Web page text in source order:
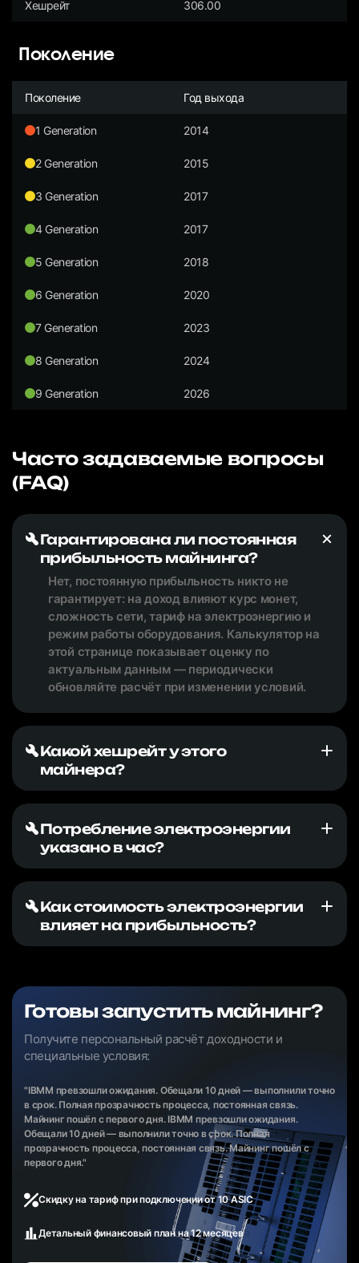
Хешрейт 306.00
Поколение
Поколение Год выхода
1 Generation 2014
2 Generation 2015
3 Generation 2017
4 Generation 2017
5 Generation 2018
6 Generation 2020
7 Generation 2023
8 Generation 2024
9 Generation 2026
Часто задаваемые вопросы
(FAQ)
Гарантирована ли постоянная
прибыльность майнинга?
Нет, постоянную прибыльность никто не
гарантирует: на доход влияют курс монет,
сложность сети, тариф на электроэнергию и
режим работы оборудования. Калькулятор на
этой странице показывает оценку по
актуальным данным — периодически
обновляйте расчёт при изменении условий.
Какой хешрейт у этого
майнера?
Потребление электроэнергии
указано в час?
Как стоимость электроэнергии
влияет на прибыльность?
Готовы запустить майнинг?
Получите персональный расчёт доходности и
специальные условия:
"IBMM превзошли ожидания. Обещали 10 дней — выполнили точно
в срок. Полная прозрачность процесса, постоянная связь.
Майнинг пошёл с первого дня. IBMM превзошли ожидания.
Обещали 10 дней — выполнили точно в срок. Полная
прозрачность процесса, постоянная связь. Майнинг пошёл с
первого дня."
Скидку на тариф при подключении от 10 ASIC
Детальный финансовый план на 12 месяцев